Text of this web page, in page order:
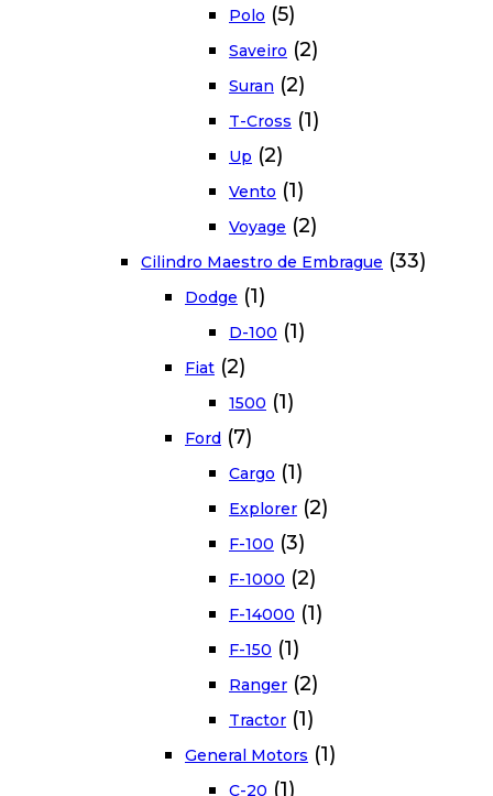
Polo (5)
Saveiro (2)
Suran (2)
T-Cross (1)
Up (2)
Vento (1)
Voyage (2)
Cilindro Maestro de Embrague (33)
Dodge (1)
D-100 (1)
Fiat (2)
1500 (1)
Ford (7)
Cargo (1)
Explorer (2)
F-100 (3)
F-1000 (2)
F-14000 (1)
F-150 (1)
Ranger (2)
Tractor (1)
General Motors (1)
C-20 (1)